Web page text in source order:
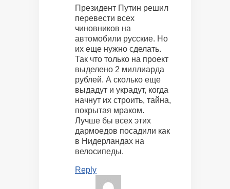
Президент Путин решил
перевести всех
чиновников на
автомобили русские. Но
их еще нужно сделать.
Так что только на проект
выделено 2 миллиарда
рублей. А сколько еще
выдадут и украдут, когда
начнут их строить, тайна,
покрытая мраком.
Лучше бы всех этих
дармоедов посадили как
в Нидерландах на
велосипеды.
Reply